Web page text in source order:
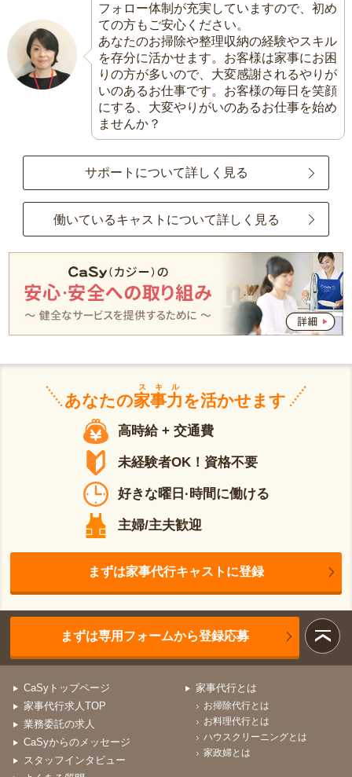
フォロー体制が充実していますので、初め
ての方もご安心ください。
あなたのお掃除や整理収納の経験やスキル
を存分に活かせます。お客様は家事にお困
りの方が多いので、大変感謝されるやりが
いのあるお仕事です。お客様の毎日を笑顔
にする、大変やりがいのあるお仕事を始め
ませんか？
サポートについて詳しく見る
働いているキャストについて詳しく見る
あなたの家事力
スキル
を活かせます
高時給 + 交通費
未経験者OK！資格不要
好きな曜日·時間に働ける
主婦/主夫歓迎
まずは家事代行キャストに登録
まずは専用フォームから登録応募
CaSyトップページ
家事代行求人TOP
業務委託の求人
CaSyからのメッセージ
スタッフインタビュー
家事代行とは
お掃除代行とは
お料理代行とは
ハウスクリーニングとは
家政婦とは